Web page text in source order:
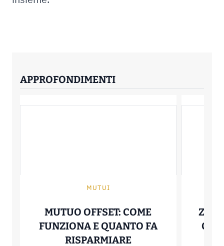
APPROFONDIMENTI
MUTUI
MUTUO OFFSET: COME
FUNZIONA E QUANTO FA
RISPARMIAREMUTUO OFFSET: